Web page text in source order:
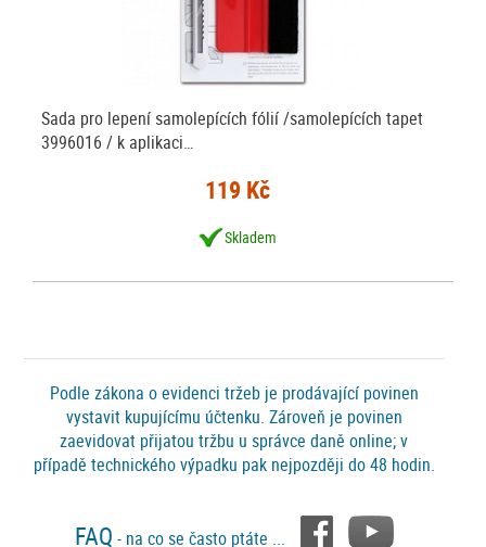
Sada pro lepení samolepících fólií /samolepících tapet
3996016 / k aplikaci…
119 Kč
Skladem
Podle zákona o evidenci tržeb je prodávající povinen
vystavit kupujícímu účtenku. Zároveň je povinen
zaevidovat přijatou tržbu u správce daně online; v
případě technického výpadku pak nejpozději do 48 hodin.
FAQ - na co se často ptáte ...